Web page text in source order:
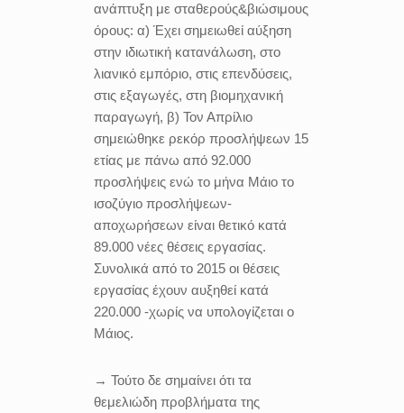
ανάπτυξη με σταθερούς&βιώσιμους
όρους: α) Έχει σημειωθεί αύξηση
στην ιδιωτική κατανάλωση, στο
λιανικό εμπόριο, στις επενδύσεις,
στις εξαγωγές, στη βιομηχανική
παραγωγή, β) Τον Απρίλιο
σημειώθηκε ρεκόρ προσλήψεων 15
ετίας με πάνω από 92.000
προσλήψεις ενώ το μήνα Μάιο το
ισοζύγιο προσλήψεων-
αποχωρήσεων είναι θετικό κατά
89.000 νέες θέσεις εργασίας.
Συνολικά από το 2015 οι θέσεις
εργασίας έχουν αυξηθεί κατά
220.000 -χωρίς να υπολογίζεται ο
Μάιος.
→ Τούτο δε σημαίνει ότι τα
θεμελιώδη προβλήματα της